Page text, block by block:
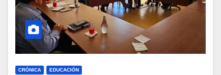
CRÓNICA EDUCACIÓN